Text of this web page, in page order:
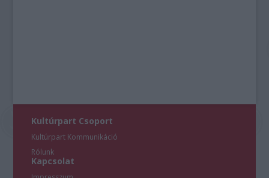
Kultúrpart Csoport
Kultúrpart Kommunikáció
Rólunk
Kapcsolat